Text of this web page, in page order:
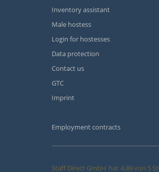
Inventory assistant
Male hostess
Login for hostesses
Data protection
Contact us
GTC
Imprint
Employment contracts
Staff Direct GmbH hat 4,89von 5